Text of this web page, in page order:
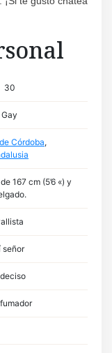
30
Gay
Córdoba,
167 cm (5’6 «) y
señor